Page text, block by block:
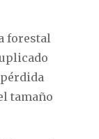
forestal
tamaño